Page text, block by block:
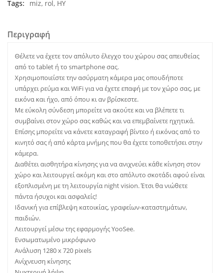
Tags:
miz, rol, ΗΥ
Περιγραφή
Θέλετε να έχετε τον απόλυτο έλεγχο του χώρου σας απευθείας
από το tablet ή το smartphone σας.
Χρησιμοποιείστε την ασύρματη κάμερα μας οπουδήποτε
υπάρχει ρεύμα και WiFi για να έχετε επαφή με τον χώρο σας, με
εικόνα και ήχο, από όπου κι αν βρίσκεστε.
Με εύκολη σύνδεση μπορείτε να ακούτε και να βλέπετε τι
συμβαίνει στον χώρο σας καθώς και να επεμβαίνετε ηχητικά.
Επίσης μπορείτε να κάνετε καταγραφή βίντεο ή εικόνας από το
κινητό σας ή από κάρτα μνήμης που θα έχετε τοποθετήσει στην
κάμερα.
Διαθέτει αισθητήρα κίνησης για να ανιχνεύει κάθε κίνηση στον
χώρο και λειτουργεί ακόμη και στο απόλυτο σκοτάδι αφού είναι
εξοπλισμένη με τη λειτουργία night vision. Έτσι θα νιώθετε
πάντα ήσυχοι και ασφαλείς!
Ιδανική για επίβλεψη κατοικίας, γραφείων-καταστημάτων,
παιδιών.
Λειτουργεί μέσω της εφαρμογής YooSee.
Ενσωματωμένο μικρόφωνο
Ανάλυση 1280 x 720 pixels
Ανίχνευση κίνησης